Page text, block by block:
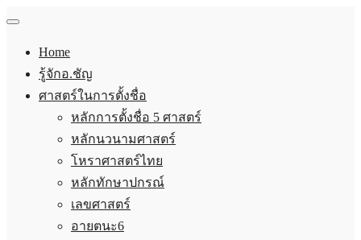
Home
รู้จักอ.ชัญ
ศาสตร์ในการตั้งชื่อ
หลักการตั้งชื่อ 5 ศาสตร์
หลักนวนามศาสตร์
โหราศาสตร์ไทย
หลักทักษาปกรณ์
เลขศาสตร์
อายตนะ6